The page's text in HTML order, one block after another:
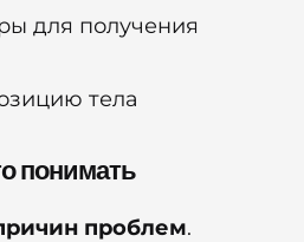
для получения
тела
понимать
проблем.